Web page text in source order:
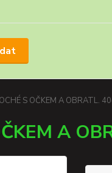
S OČKEM A OBRATL.
A